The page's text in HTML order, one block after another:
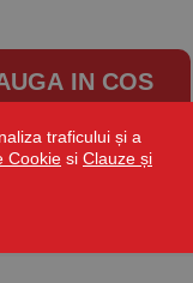
traficului și a
Cookie si Clauze și
IN COS